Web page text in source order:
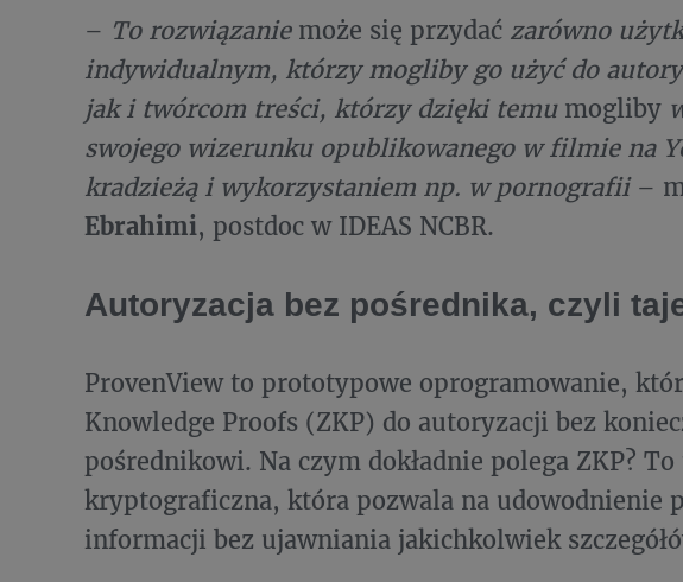
– To rozwiązanie może się przydać zarówno
indywidualnym, którzy mogliby go użyć do
jak i twórcom treści, którzy dzięki temu mogliby
swojego wizerunku opublikowanego w filmie na
kradzieżą i wykorzystaniem np. w pornografii–
Ebrahimi, postdoc w IDEAS NCBR.
Autoryzacja bez pośrednika, czyli
ProvenView to prototypowe oprogramowanie,
Knowledge Proofs (ZKP) do autoryzacji bez
pośrednikowi. Na czym dokładnie polega ZKP?
kryptograficzna, która pozwala na udowodnienie
informacji bez ujawniania jakichkolwiek